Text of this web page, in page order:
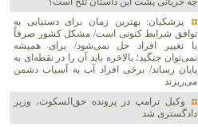
پزشکیان‌: بهترین زمان برای دستیابی به
توافق شرایط کنونی است/ مشکل کشور صرفاً
با تغییر افراد حل نمی‌شود/ برای همیشه
نمی‌توان جنگید؛ بالاخره باید آن را در نقطه‌ای به
پایان رساند/ برخی افراد آب به آسیاب دشمن
می‌ریزند
وکیل ترامپ در پرونده حق‌السکوت، وزیر
دادگستری شد